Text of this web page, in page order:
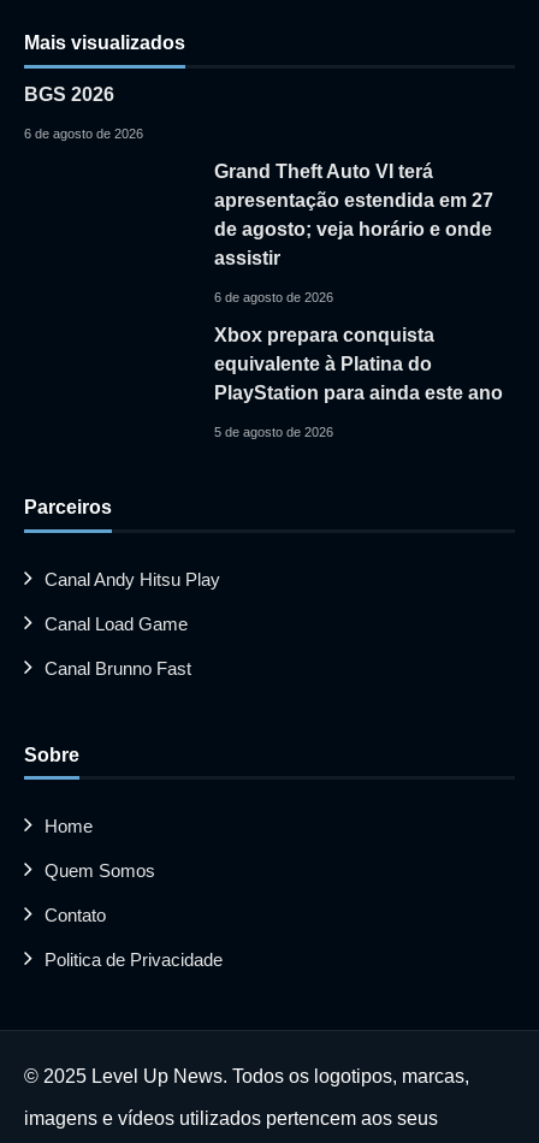
Mais visualizados
BGS 2026
6 de agosto de 2026
Grand Theft Auto VI terá
apresentação estendida em 27
de agosto; veja horário e onde
assistir
6 de agosto de 2026
Xbox prepara conquista
equivalente à Platina do
PlayStation para ainda este ano
5 de agosto de 2026
Parceiros
Canal Andy Hitsu Play
Canal Load Game
Canal Brunno Fast
Sobre
Home
Quem Somos
Contato
Politica de Privacidade
© 2025 Level Up News. Todos os logotipos, marcas,
imagens e vídeos utilizados pertencem aos seus